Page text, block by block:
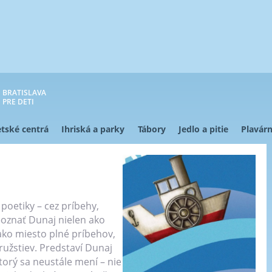
BRATISLAVA
PRE DETI
centrá Ihriská a parky Tábory Jedlo a pitie
– cez príbehy,
Dunaj nielen ako
miesto plné príbehov,
Predstaví Dunaj
sa neustále mení – nie